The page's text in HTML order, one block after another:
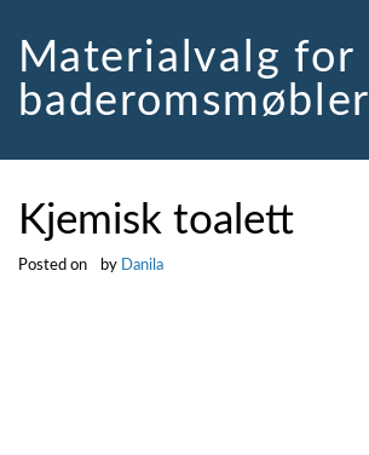
contentMaterialvalg for
baderomsmøbler
Kjemisk toalett
Posted on by Danila